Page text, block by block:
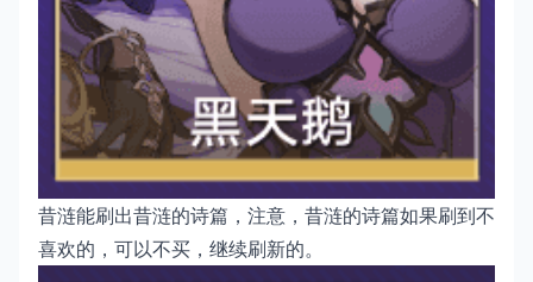
昔涟能刷出昔涟的诗篇，注意，昔涟的诗篇如果刷到不
喜欢的，可以不买，继续刷新的。